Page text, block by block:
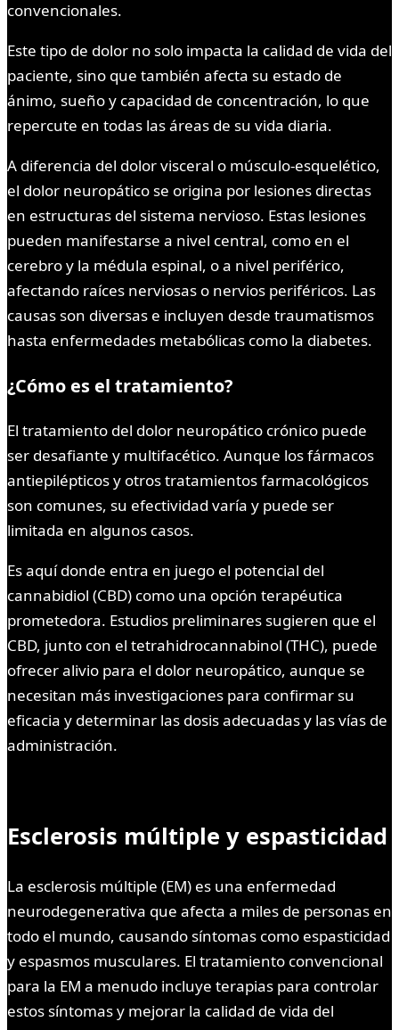
convencionales.
Este tipo de dolor no solo impacta la calidad de vida del
paciente, sino que también afecta su estado de
ánimo, sueño y capacidad de concentración, lo que
repercute en todas las áreas de su vida diaria.
A diferencia del dolor visceral o músculo-esquelético,
el dolor neuropático se origina por lesiones directas
en estructuras del sistema nervioso. Estas lesiones
pueden manifestarse a nivel central, como en el
cerebro y la médula espinal, o a nivel periférico,
afectando raíces nerviosas o nervios periféricos. Las
causas son diversas e incluyen desde traumatismos
hasta enfermedades metabólicas como la diabetes.
¿Cómo es el tratamiento?
El tratamiento del dolor neuropático crónico puede
ser desafiante y multifacético. Aunque los fármacos
antiepilépticos y otros tratamientos farmacológicos
son comunes, su efectividad varía y puede ser
limitada en algunos casos.
Es aquí donde entra en juego el potencial del
cannabidiol (CBD) como una opción terapéutica
prometedora. Estudios preliminares sugieren que el
CBD, junto con el tetrahidrocannabinol (THC), puede
ofrecer alivio para el dolor neuropático, aunque se
necesitan más investigaciones para confirmar su
eficacia y determinar las dosis adecuadas y las vías de
administración.
Esclerosis múltiple y espasticidad
La esclerosis múltiple (EM) es una enfermedad
neurodegenerativa que afecta a miles de personas en
todo el mundo, causando síntomas como espasticidad
y espasmos musculares. El tratamiento convencional
para la EM a menudo incluye terapias para controlar
estos síntomas y mejorar la calidad de vida del